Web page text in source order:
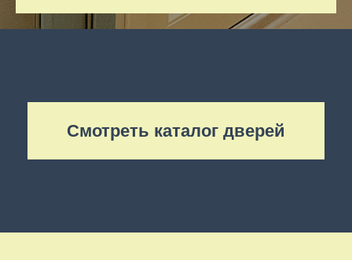
Смотреть каталог дверей